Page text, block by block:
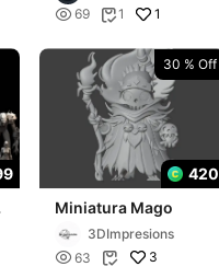
 69 1 1
30 % Off
420
Miniatura Mago
3DImpresions
 63  3